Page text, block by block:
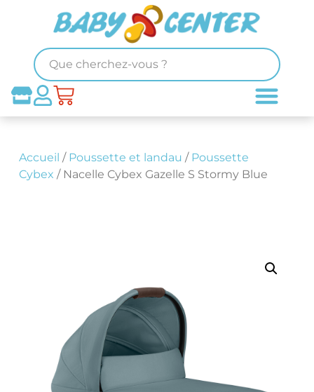
Accueil / Poussette et landau / Poussette
Cybex / Nacelle Cybex Gazelle S Stormy Blue